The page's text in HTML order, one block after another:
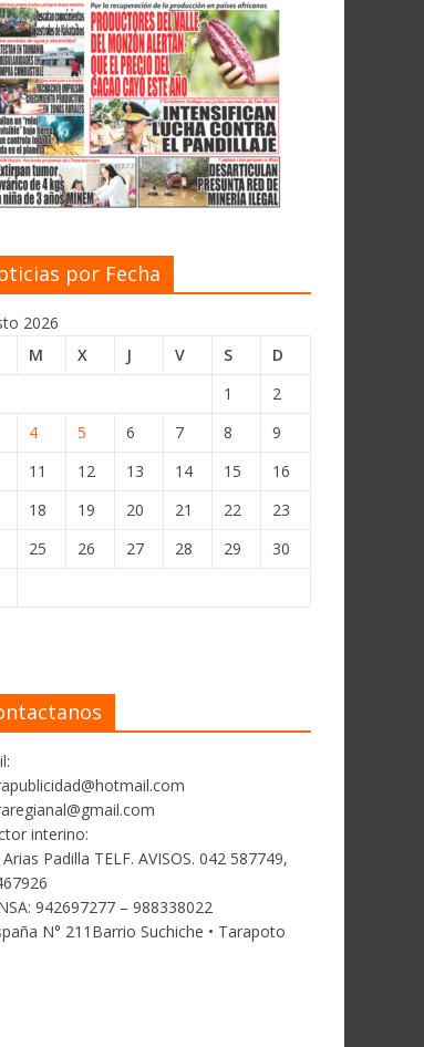
por Fecha
2026
M X J V S
D
1
2
4 5 6 7 8
9
11 12 13 14 15
16
18 19 20 21 22
23
25 26 27 28 29
30
interino:
Arias Padilla TELF. AVISOS. 042 587749,
942697277 – 988338022
N° 211Barrio Suchiche • Tarapoto